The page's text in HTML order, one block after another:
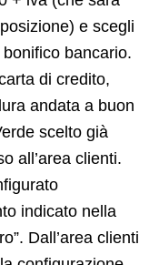
e scegli
bancario.
di credito,
andata a buon
scelto già
all’area clienti.
indicato nella
Dall’area clienti